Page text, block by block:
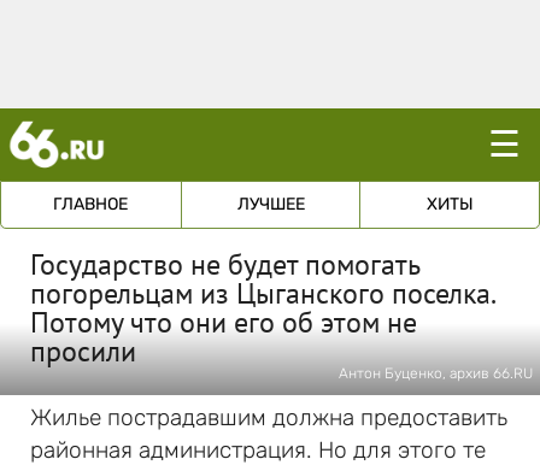
☰
ГЛАВНОЕ ЛУЧШЕЕ ХИТЫ
Государство не будет помогать
погорельцам из Цыганского поселка.
Потому что они его об этом не
просили
Антон Буценко, архив 66.RU
Жилье пострадавшим должна предоставить
районная администрация. Но для этого те